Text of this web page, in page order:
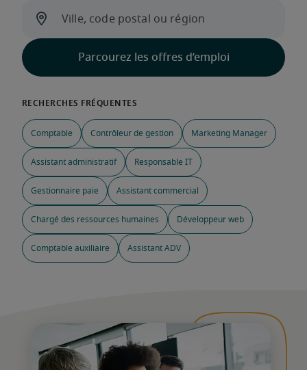
Comptable Contrôleur de gestion Marketing Manager
Assistant administratif Responsable IT
Gestionnaire paie Assistant commercial
Chargé des ressources humaines Développeur web
Comptable auxiliaire Assistant ADV